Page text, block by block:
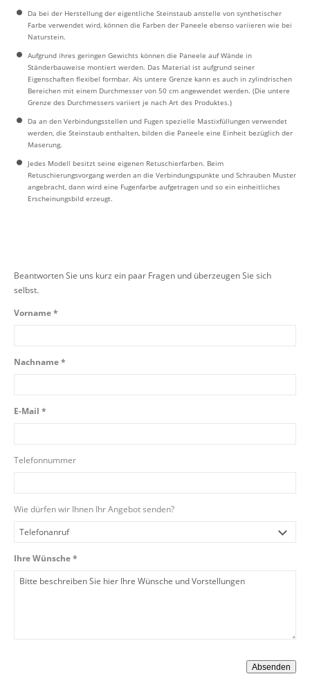
Da bei der Herstellung der eigentliche Steinstaub anstelle von synthetischer
Farbe verwendet wird, können die Farben der Paneele ebenso variieren wie bei
Naturstein.
Aufgrund ihres geringen Gewichts können die Paneele auf Wände in
Ständerbauweise montiert werden. Das Material ist aufgrund seiner
Eigenschaften flexibel formbar. Als untere Grenze kann es auch in zylindrischen
Bereichen mit einem Durchmesser von 50 cm angewendet werden. (Die untere
Grenze des Durchmessers variiert je nach Art des Produktes.)
Da an den Verbindungsstellen und Fugen spezielle Mastixfüllungen verwendet
werden, die Steinstaub enthalten, bilden die Paneele eine Einheit bezüglich der
Maserung.
Jedes Modell besitzt seine eigenen Retuschierfarben. Beim
Retuschierungsvorgang werden an die Verbindungspunkte und Schrauben Muster
angebracht, dann wird eine Fugenfarbe aufgetragen und so ein einheitliches
Erscheinungsbild erzeugt.
Beantworten Sie uns kurz ein paar Fragen und überzeugen Sie sich
selbst.
Vorname *
Nachname *
E-Mail *
Telefonnummer
Wie dürfen wir Ihnen Ihr Angebot senden?
Ihre Wünsche *